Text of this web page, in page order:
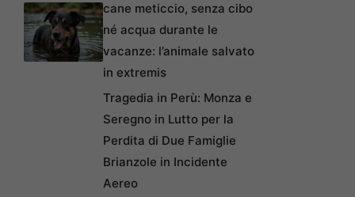
cane meticcio, senza cibo
né acqua durante le
vacanze: l’animale salvato
in extremis
Tragedia in Perù: Monza e
Seregno in Lutto per la
Perdita di Due Famiglie
Brianzole in Incidente
Aereo